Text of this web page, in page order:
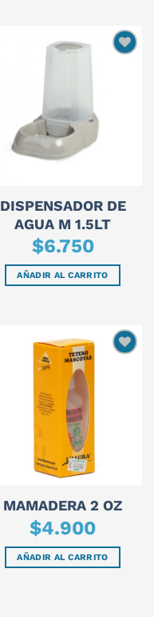
DISPENSADOR DE
AGUA M 1.5LT
$6.750
AÑADIR AL CARRITO
MAMADERA 2 OZ
$4.900
AÑADIR AL CARRITO